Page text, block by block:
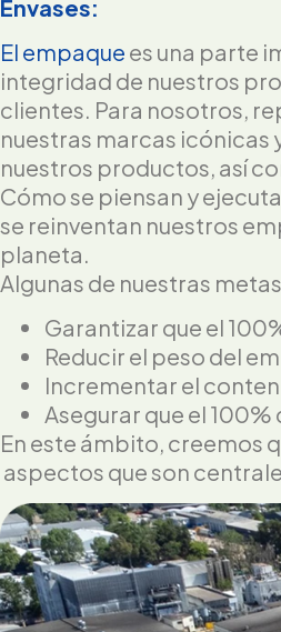
Envases:
El empaque es una parte
integridad de nuestros
clientes. Para nosotros,
nuestras marcas icónicas
nuestros productos, así
Cómo se piensan y
se reinventan nuestros
planeta.
Algunas de nuestras
Garantizar que el
Reducir el peso del
Incrementar el
Asegurar que el
En este ámbito, creemos
aspectos que son